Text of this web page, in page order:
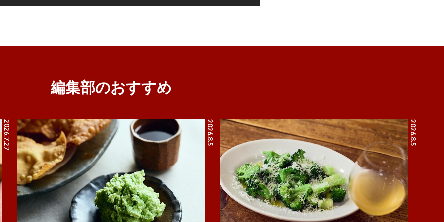
編集部のおすすめ
2026.7.27 2026.8.5 2026.8.5